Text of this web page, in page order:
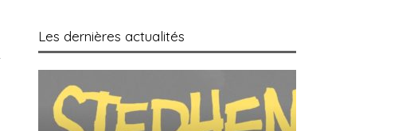
Les dernières actualités